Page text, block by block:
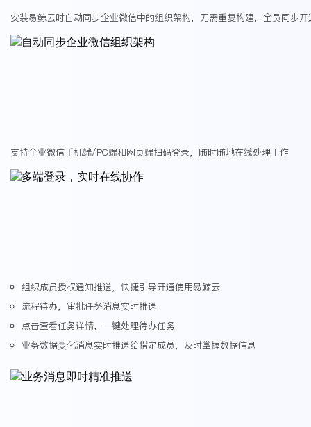
安装易鲸云时自动同步企业微信中的组织架构，无需重复构建，全员同步开
支持企业微信手机端/PC端和网页端扫码登录，随时随地在线处理工作
组织成员授权通知推送，快捷引导开通使用易鲸云
流程待办，审批任务消息实时推送
点击查看任务详情，一键处理待办任务
业务数据变化消息实时推送给指定成员，及时掌握数据信息